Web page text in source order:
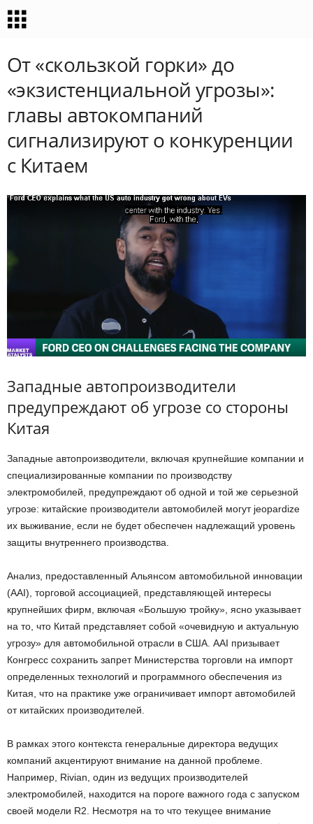
От «скользкой горки» до
«экзистенциальной угрозы»:
главы автокомпаний
сигнализируют о конкуренции
с Китаем
Западные автопроизводители
предупреждают об угрозе со стороны
Китая
Западные автопроизводители, включая крупнейшие компании и
специализированные компании по производству
электромобилей, предупреждают об одной и той же серьезной
угрозе: китайские производители автомобилей могут jeopardize
их выживание, если не будет обеспечен надлежащий уровень
защиты внутреннего производства.
Анализ, предоставленный Альянсом автомобильной инновации
(AAI), торговой ассоциацией, представляющей интересы
крупнейших фирм, включая «Большую тройку», ясно указывает
на то, что Китай представляет собой «очевидную и актуальную
угрозу» для автомобильной отрасли в США. AAI призывает
Конгресс сохранить запрет Министерства торговли на импорт
определенных технологий и программного обеспечения из
Китая, что на практике уже ограничивает импорт автомобилей
от китайских производителей.
В рамках этого контекста генеральные директора ведущих
компаний акцентируют внимание на данной проблеме.
Например, Rivian, один из ведущих производителей
электромобилей, находится на пороге важного года с запуском
своей модели R2. Несмотря на то что текущее внимание